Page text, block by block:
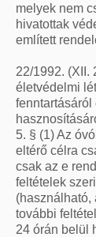
melyek nem
hivatottak
említett
22/1992. (XII.
életvédelmi
5. § (1) Az
eltérő célra
csak az e
feltételek
(használható,
további
24 órán belül